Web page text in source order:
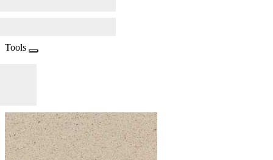
Tools